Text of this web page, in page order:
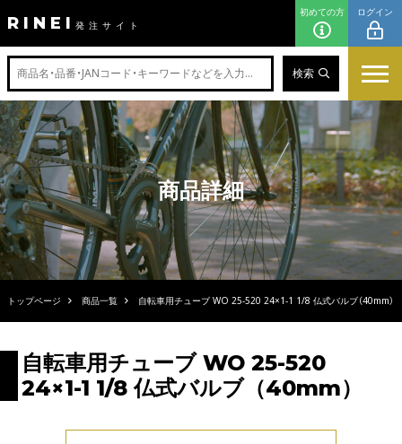
RINEI 発注サイト
初めての方 ログイン
検索
商品詳細
トップページ 商品一覧 自転車用チューブ WO 25-520 24×1-1 1/8 仏式バルブ（40mm）
自転車用チューブ WO 25-520
24×1-1 1/8 仏式バルブ（40mm）